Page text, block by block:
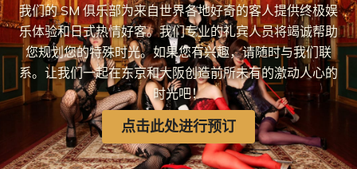
我们的 SM 俱乐部为来自世界各地好奇的客人提供终极娱
乐体验和日式热情好客。我们专业的礼宾人员将竭诚帮助
您规划您的特殊时光。如果您有兴趣，请随时与我们联
系。让我们一起在东京和大阪创造前所未有的激动人心的
时光吧！
点击此处进行预订